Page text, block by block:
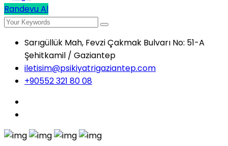
Randevu Al
Sarıgüllük Mah, Fevzi Çakmak Bulvarı No: 51-A
Şehitkamil / Gaziantep
iletisim@psikiyatrigaziantep.com
+90552 321 80 08